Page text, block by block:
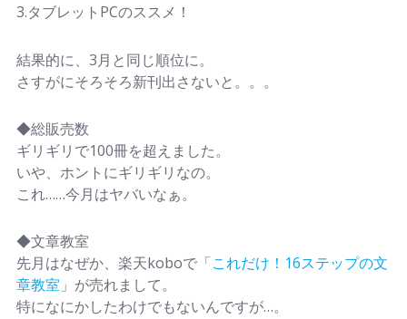
3.タブレットPCのススメ！
結果的に、3月と同じ順位に。
さすがにそろそろ新刊出さないと。。。
◆総販売数
ギリギリで100冊を超えました。
いや、ホントにギリギリなの。
これ……今月はヤバいなぁ。
◆文章教室
先月はなぜか、楽天koboで「これだけ！16ステップの文
章教室 」が売れまして。
特になにかしたわけでもないんですが…。